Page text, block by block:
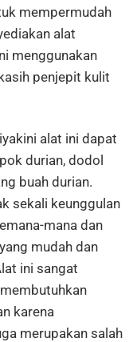
mempermudah
alat
menggunakan
penjepit kulit
alat ini dapat
durian, dodol
buah durian.
sekali keunggulan
mana dan
mudah dan
ini sangat
karena
merupakan salah